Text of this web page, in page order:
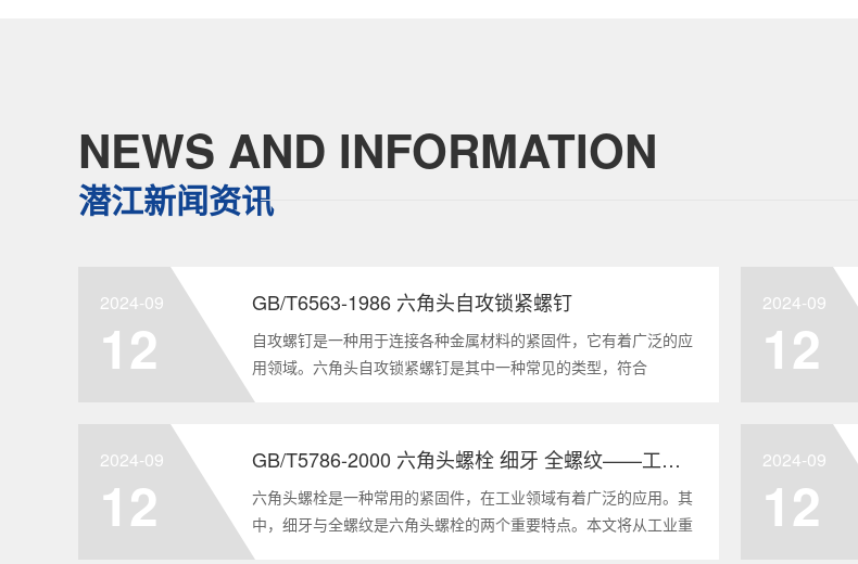
NEWS AND INFORMATION
潜江新闻资讯
2024-09
12
GB/T6563-1986 六角头自攻锁紧螺钉
自攻螺钉是一种用于连接各种金属材料的紧固件，它有着广泛的应
用领域。六角头自攻锁紧螺钉是其中一种常见的类型，符合
GB/T6563-1986标准。本文将深度分析这种螺钉的特点、应用以及
2024-09
12
2024-09
12
GB/T5786-2000 六角头螺栓 细牙 全螺纹——工业重要性和特点
六角头螺栓是一种常用的紧固件，在工业领域有着广泛的应用。其
中，细牙与全螺纹是六角头螺栓的两个重要特点。本文将从工业重
要性和特点两个方面，对GB/T5786-2000标准下的六角头螺栓 细
2024-09
12